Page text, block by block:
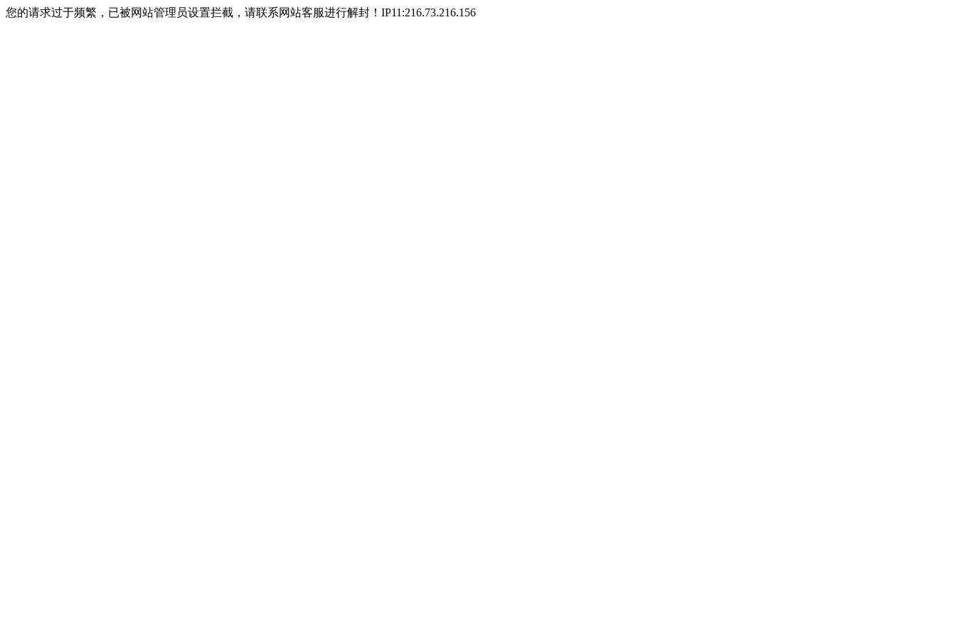
您的请求过于频繁，已被网站管理员设置拦截，请联系网站客服进行解封！IP11:216.73.216.156